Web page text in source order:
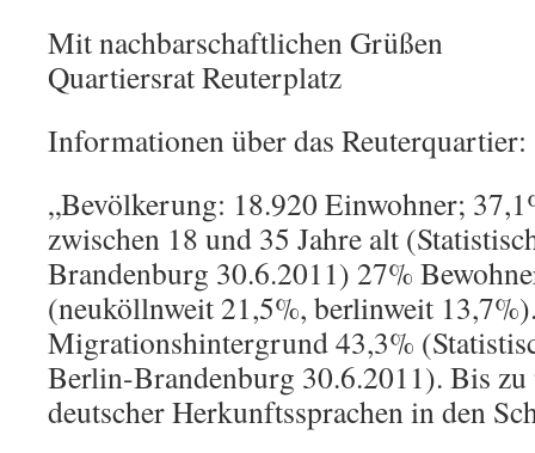
Mit nachbarschaftlichen Grüßen
Quartiersrat Reuterplatz
Informationen über das Reuterquartier:
„Bevölkerung: 18.920 Einwohner;
zwischen 18 und 35 Jahre alt
Brandenburg 30.6.2011) 27%
(neuköllnweit 21,5%, berlinweit
Migrationshintergrund 43,3%
Berlin-Brandenburg 30.6.2011). Bis
deutscher Herkunftssprachen in den